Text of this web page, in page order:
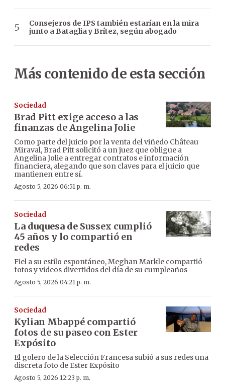
Consejeros de IPS también estarían en la mira
junto a Bataglia y Brítez, según abogado
Más contenido de esta sección
Sociedad
Brad Pitt exige acceso a las
finanzas de Angelina Jolie
Como parte del juicio por la venta del viñedo Château
Miraval, Brad Pitt solicitó a un juez que obligue a
Angelina Jolie a entregar contratos e información
financiera, alegando que son claves para el juicio que
mantienen entre sí.
Agosto 5, 2026 06:51 p. m.
Sociedad
La duquesa de Sussex cumplió
45 años y lo compartió en
redes
Fiel a su estilo espontáneo, Meghan Markle compartió
fotos y videos divertidos del día de su cumpleaños
Agosto 5, 2026 04:21 p. m.
Sociedad
Kylian Mbappé compartió
fotos de su paseo con Ester
Expósito
El golero de la Selección Francesa subió a sus redes una
discreta foto de Ester Expósito
Agosto 5, 2026 12:23 p. m.